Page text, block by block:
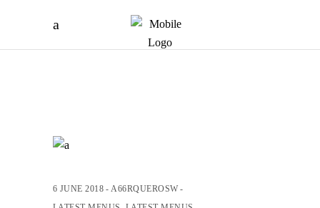
6 JUNE 2018
A66RQUEROSW